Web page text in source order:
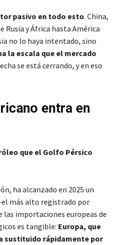
pasivo en todo esto. China,
Rusia y África hasta América
no lo haya intentado, sino
la escala que el mercado
se está cerrando, y en eso
entra en
que el Golfo Pérsico
ha alcanzado en 2025 un
más alto registrado por
las importaciones europeas de
es tangible: Europa, que
sustituido rápidamente por